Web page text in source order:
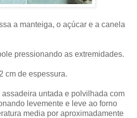
a manteiga, o açúcar e a canela
pressionando as extremidades.
cm de espessura.
assadeira untada e polvilhada com
levemente e leve ao forno
media por aproximadamente